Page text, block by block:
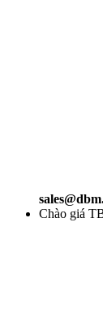
Chào giá